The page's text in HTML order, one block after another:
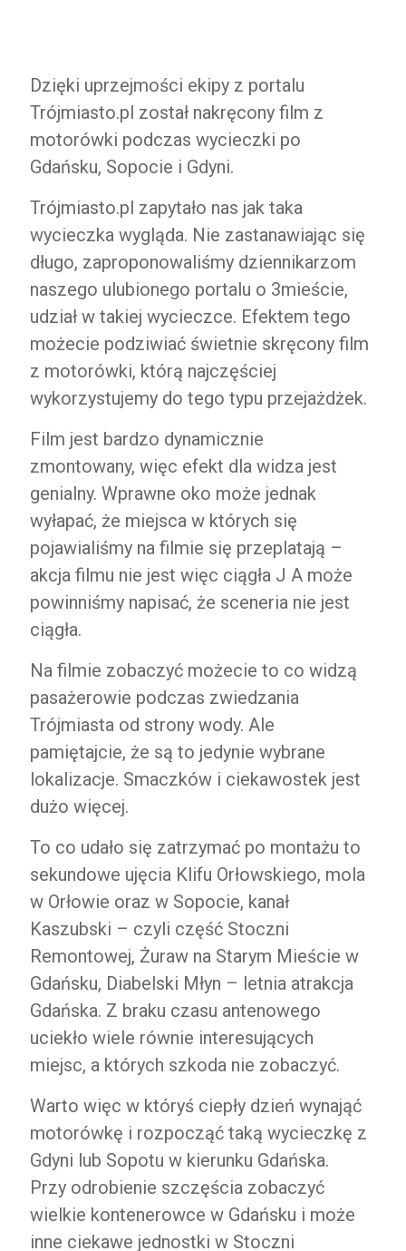
Dzięki uprzejmości ekipy z portalu
Trójmiasto.pl został nakręcony film z
motorówki podczas wycieczki po
Gdańsku, Sopocie i Gdyni.
Trójmiasto.pl zapytało nas jak taka
wycieczka wygląda. Nie zastanawiając się
długo, zaproponowaliśmy dziennikarzom
naszego ulubionego portalu o 3mieście,
udział w takiej wycieczce. Efektem tego
możecie podziwiać świetnie skręcony film
z motorówki, którą najczęściej
wykorzystujemy do tego typu przejażdżek.
Film jest bardzo dynamicznie
zmontowany, więc efekt dla widza jest
genialny. Wprawne oko może jednak
wyłapać, że miejsca w których się
pojawialiśmy na filmie się przeplatają –
akcja filmu nie jest więc ciągła J A może
powinniśmy napisać, że sceneria nie jest
ciągła.
Na filmie zobaczyć możecie to co widzą
pasażerowie podczas zwiedzania
Trójmiasta od strony wody. Ale
pamiętajcie, że są to jedynie wybrane
lokalizacje. Smaczków i ciekawostek jest
dużo więcej.
To co udało się zatrzymać po montażu to
sekundowe ujęcia Klifu Orłowskiego, mola
w Orłowie oraz w Sopocie, kanał
Kaszubski – czyli część Stoczni
Remontowej, Żuraw na Starym Mieście w
Gdańsku, Diabelski Młyn – letnia atrakcja
Gdańska. Z braku czasu antenowego
uciekło wiele równie interesujących
miejsc, a których szkoda nie zobaczyć.
Warto więc w któryś ciepły dzień wynająć
motorówkę i rozpocząć taką wycieczkę z
Gdyni lub Sopotu w kierunku Gdańska.
Przy odrobienie szczęścia zobaczyć
wielkie kontenerowce w Gdańsku i może
inne ciekawe jednostki w Stoczni